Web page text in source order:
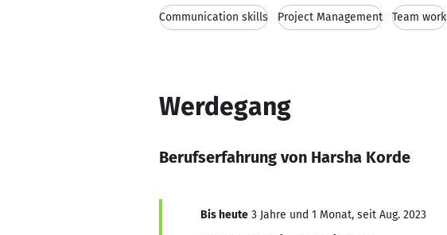
Communication skills Project Management Team work
Werdegang
Berufserfahrung von Harsha Korde
Bis heute 3 Jahre und 1 Monat, seit Aug. 2023